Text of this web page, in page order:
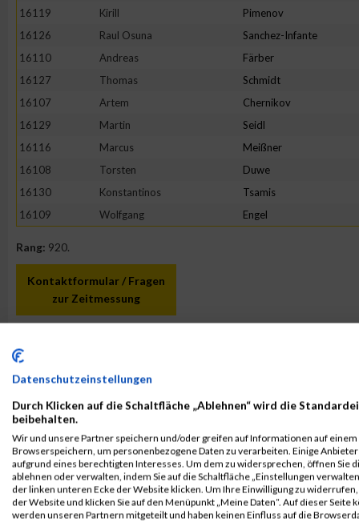
16119
Kirill Pimenov
16126
Raul Osuna Sanchez-Infante
16110
Andreas Färber
16127
Thomas Schmidt
16107
Artem Chernikov
16129
Martin Seidl
16116
Marcus Meißner
16108
Torsten Duwe
16130
Konstantinos Tsamis
16109
Wolfgang Engel
Rang: 920.
Kontaktformular / Fragen
zur Zeitmessung
Datenschutzeinstellungen
Durch Klicken auf die Schaltfläche „Ablehnen“ wird die
beibehalten.
Wir und unsere Partner speichern und/oder greifen auf Informationen auf einem
Browserspeichern, um personenbezogene Daten zu verarbeiten. Einige
aufgrund eines berechtigten Interesses. Um dem zu widersprechen, öffnen Sie
ablehnen oder verwalten, indem Sie auf die Schaltfläche „Einstellungen
der linken unteren Ecke der Website klicken. Um Ihre Einwilligung zu
der Website und klicken Sie auf den Menüpunkt „Meine Daten“. Auf dieser
werden unseren Partnern mitgeteilt und haben keinen Einfluss auf die